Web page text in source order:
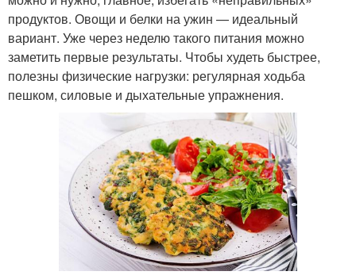
продуктов. Овощи и белки на ужин — идеальный
вариант. Уже через неделю такого питания можно
заметить первые результаты. Чтобы худеть быстрее,
полезны физические нагрузки: регулярная ходьба
пешком, силовые и дыхательные упражнения.